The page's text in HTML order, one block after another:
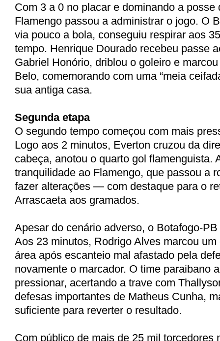
Com 3 a 0 no placar e dominando a posse
Flamengo passou a administrar o jogo. O
via pouco a bola, conseguiu respirar aos
tempo. Henrique Dourado recebeu passe
Gabriel Honório, driblou o goleiro e
Belo, comemorando com uma “meia
sua antiga casa.
Segunda etapa
O segundo tempo começou com mais
Logo aos 2 minutos, Everton cruzou da
cabeça, anotou o quarto gol flamenguista.
tranquilidade ao Flamengo, que passou a
fazer alterações — com destaque para o
Arrascaeta aos gramados.
Apesar do cenário adverso, o Botafogo-
Aos 23 minutos, Rodrigo Alves marcou
área após escanteio mal afastado pela
novamente o marcador. O time paraibano
pressionar, acertando a trave com
defesas importantes de Matheus Cunha,
suficiente para reverter o resultado.
Com público de mais de 25 mil torcedores